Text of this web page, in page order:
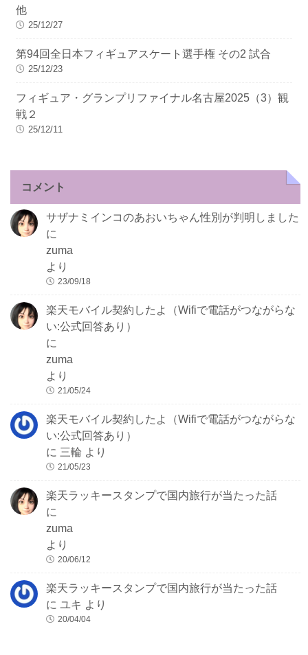
他
25/12/27
第94回全日本フィギュアスケート選手権 その2 試合
25/12/23
フィギュア・グランプリファイナル名古屋2025（3）観
戦２
25/12/11
コメント
サザナミインコのあおいちゃん性別が判明しました
に
zuma
より
23/09/18
楽天モバイル契約したよ（Wifiで電話がつながらな
い:公式回答あり）
に
zuma
より
21/05/24
楽天モバイル契約したよ（Wifiで電話がつながらな
い:公式回答あり）
に三輪 より
21/05/23
楽天ラッキースタンプで国内旅行が当たった話
に
zuma
より
20/06/12
楽天ラッキースタンプで国内旅行が当たった話
にユキ より
20/04/04